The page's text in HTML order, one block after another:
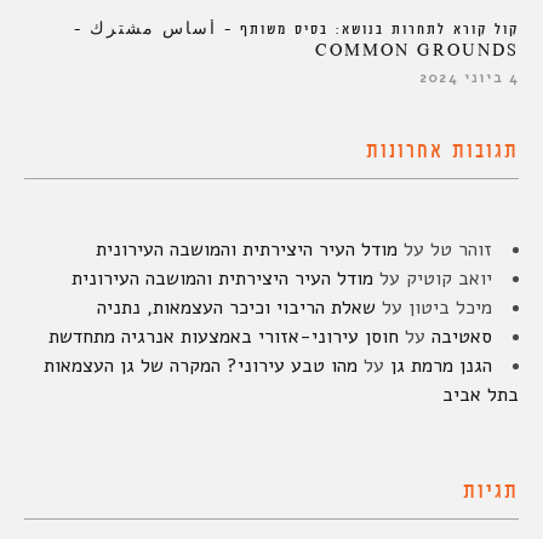
קול קורא לתחרות בנושא: בסיס משותף – أساس مشترك –
COMMON GROUNDS
4 ביוני 2024
תגובות אחרונות
זוהר טל על מודל העיר היצירתית והמושבה העירונית
יואב קוטיק על מודל העיר היצירתית והמושבה העירונית
מיכל ביטון על שאלת הריבוי וכיכר העצמאות, נתניה
סאטיבה על חוסן עירוני-אזורי באמצעות אנרגיה מתחדשת
הגנן מרמת גן על מהו טבע עירוני? המקרה של גן העצמאות
בתל אביב
תגיות